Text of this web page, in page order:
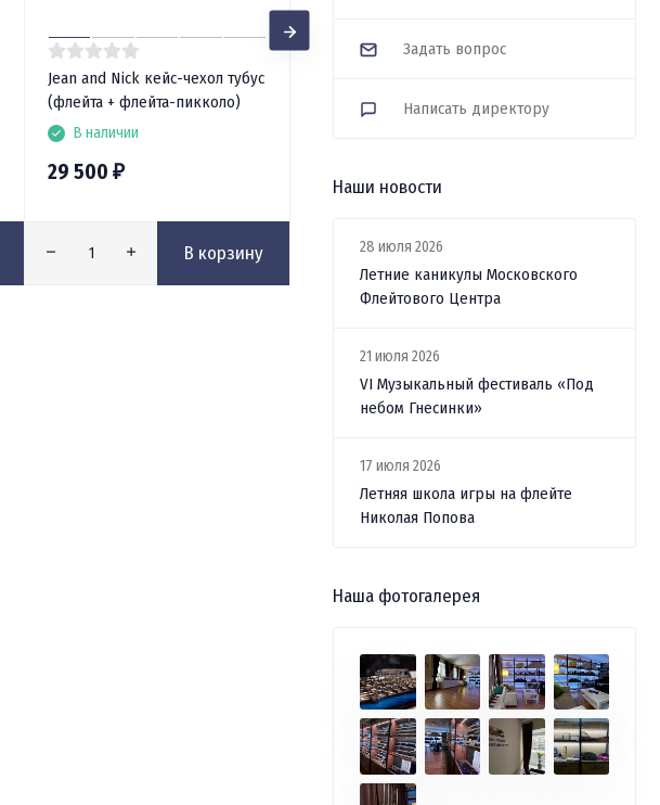
Jean and Nick кейс-чехол тубус
(флейта + флейта-пикколо)
В наличии
29 500 ₽
В корзину
микрофон-датчик для флейты
Задать вопрос
Написать директору
Наши новости
28 июля 2026
Летние каникулы Московского
Флейтового Центра
21 июля 2026
VI Музыкальный фестиваль «Под
небом Гнесинки»
17 июля 2026
Летняя школа игры на флейте
Николая Попова
Наша фотогалерея